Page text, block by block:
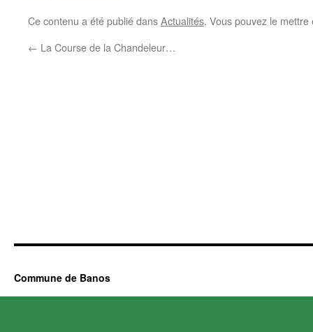
Ce contenu a été publié dansActualités. Vous pouvez le
← La Course de la Chandeleur…
Commune de Banos